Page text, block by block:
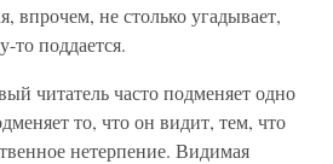
впрочем, не столько угадывает,
то поддается.
читатель часто подменяет одно
то, что он видит, тем, что
нетерпение. Видимая